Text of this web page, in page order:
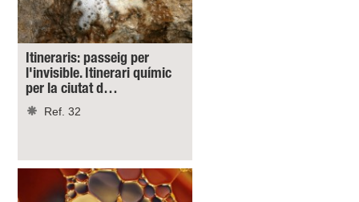
Itineraris: passeig per
l'invisible. Itinerari químic
per la ciutat d…
Ref. 32